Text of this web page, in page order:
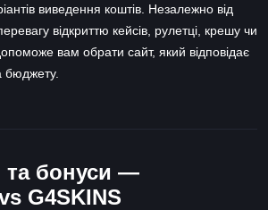
виведення коштів. Незалежно від
відкриттю кейсів, рулетці, крешу чи
вам обрати сайт, який відповідає
бюджету.
бонуси —
G4SKINS